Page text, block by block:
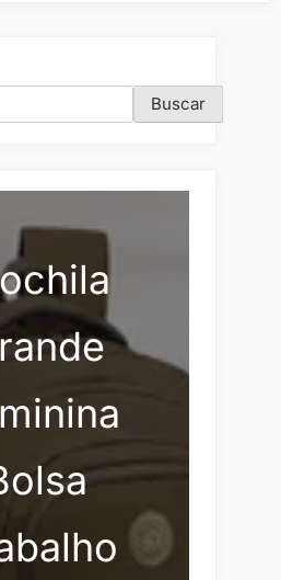
Buscar